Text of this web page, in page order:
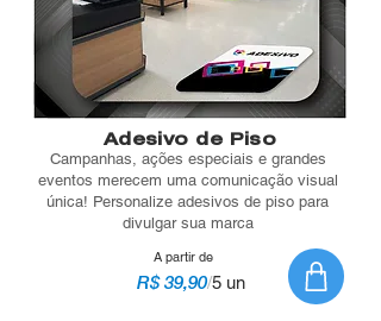
Adesivo de Piso
Campanhas, ações especiais e grandes
eventos merecem uma comunicação visual
única! Personalize adesivos de piso para
divulgar sua marca
A partir de
R$ 39,90/5 un